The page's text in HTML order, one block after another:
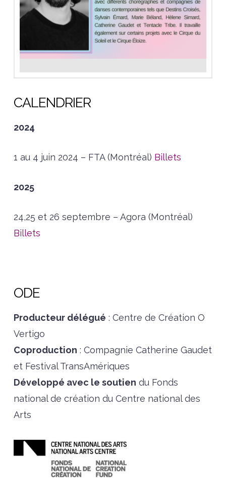
CALENDRIER
2024
1 au 4 juin 2024 – FTA (Montréal) Billets
2025
24,25 et 26 septembre – Agora (Montréal)
Billets
ODE
Producteur délégué : Centre de Création O
Vertigo
Coproduction : Compagnie Catherine Gaudet
et Festival TransAmériques
Développé avec le soutien du Fonds
national de création du Centre national des
Arts